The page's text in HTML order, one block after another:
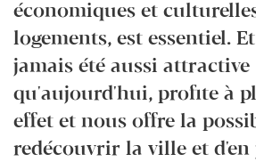
économiques et
logements, est essentiel.
jamais été aussi attractive
qu'aujourd'hui, profite à
effet et nous offre la
redécouvrir la ville et